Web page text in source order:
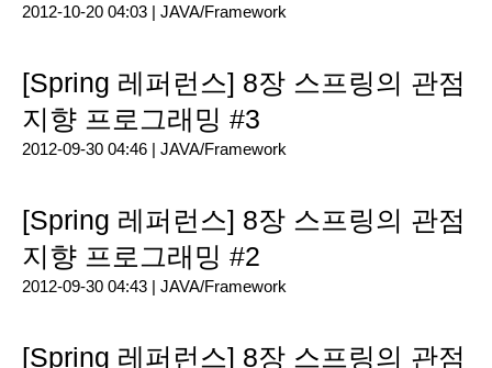
2012-10-20 04:03 | JAVA/Framework
[Spring 레퍼런스] 8장 스프링의 관점
지향 프로그래밍 #3
2012-09-30 04:46 | JAVA/Framework
[Spring 레퍼런스] 8장 스프링의 관점
지향 프로그래밍 #2
2012-09-30 04:43 | JAVA/Framework
[Spring 레퍼런스] 8장 스프링의 관점